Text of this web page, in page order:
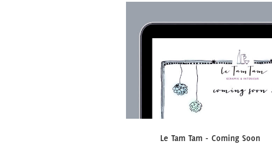
Le Tam Tam - Coming Soon